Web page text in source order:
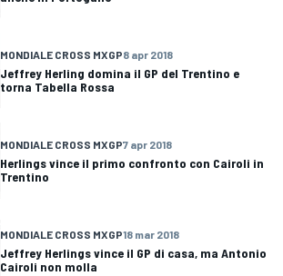
MONDIALE CROSS MXGP8 apr 2018
Jeffrey Herling domina il GP del Trentino e
torna Tabella Rossa
MONDIALE CROSS MXGP7 apr 2018
Herlings vince il primo confronto con Cairoli in
Trentino
MONDIALE CROSS MXGP18 mar 2018
Jeffrey Herlings vince il GP di casa, ma Antonio
Cairoli non molla